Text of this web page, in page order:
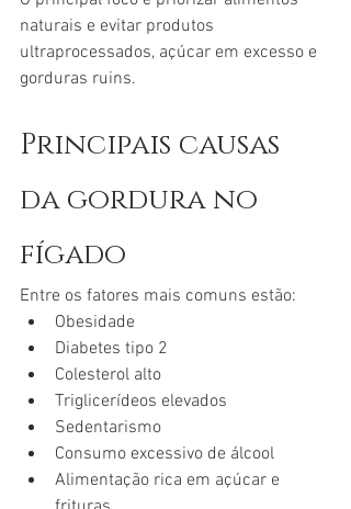
naturais e evitar produtos
ultraprocessados, açúcar em excesso e
gorduras ruins.
Principais causas
da gordura no
fígado
Entre os fatores mais comuns estão:
Obesidade
Diabetes tipo 2
Colesterol alto
Triglicerídeos elevados
Sedentarismo
Consumo excessivo de álcool
Alimentação rica em açúcar e